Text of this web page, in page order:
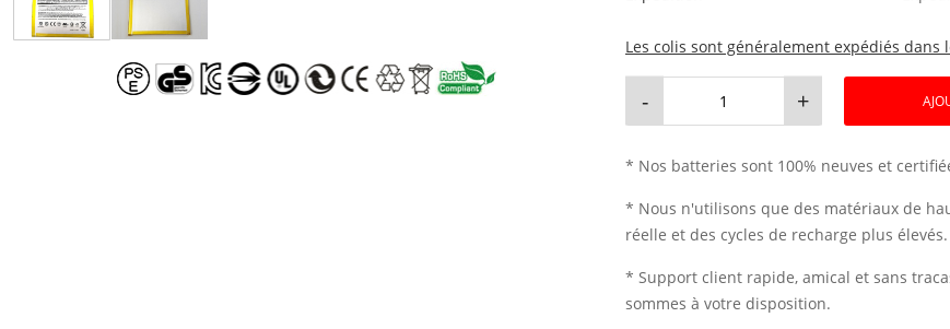
Les colis sont généralement expédiés
- +
* Nos batteries sont 100% neuves et
* Nous n'utilisons que des matériaux de
réelle et des cycles de recharge plus élevés.
* Support client rapide, amical et sans
sommes à votre disposition.